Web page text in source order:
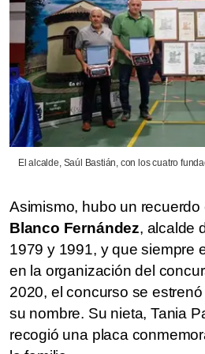
El alcalde, Saúl Bastián, con los cuatro
Asimismo, hubo un recuerdo
Blanco Fernández, alcalde
1979 y 1991, y que siempre
en la organización del
2020, el concurso se
su nombre. Su nieta, Tania
recogió una placa